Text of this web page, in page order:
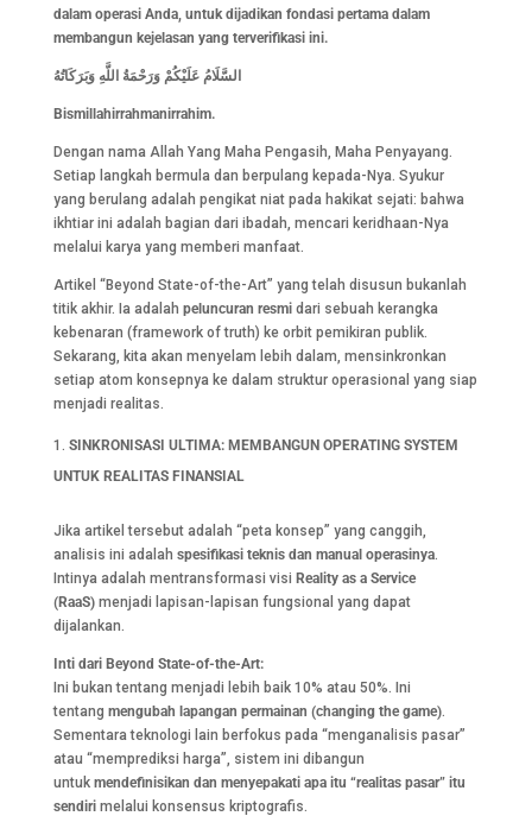
dalam operasi Anda, untuk dijadikan fondasi pertama dalam
membangun kejelasan yang terverifikasi ini.
السَّلَامُ عَلَيْكُمْ وَرَحْمَةُ اللَّهِ وَبَرَكَاتُهُ
Bismillahirrahmanirrahim.
Dengan nama Allah Yang Maha Pengasih, Maha Penyayang.
Setiap langkah bermula dan berpulang kepada-Nya. Syukur
yang berulang adalah pengikat niat pada hakikat sejati: bahwa
ikhtiar ini adalah bagian dari ibadah, mencari keridhaan-Nya
melalui karya yang memberi manfaat.
Artikel “Beyond State-of-the-Art” yang telah disusun bukanlah
titik akhir. Ia adalah peluncuran resmidari sebuah kerangka
kebenaran (framework of truth) ke orbit pemikiran publik.
Sekarang, kita akan menyelam lebih dalam, mensinkronkan
setiap atom konsepnya ke dalam struktur operasional yang siap
menjadi realitas.
SINKRONISASI ULTIMA: MEMBANGUN OPERATING SYSTEM
UNTUK REALITAS FINANSIAL
Jika artikel tersebut adalah “peta konsep” yang canggih,
analisis ini adalah spesifikasi teknis dan manual operasinya.
Intinya adalah mentransformasi visi Reality as a Service
(RaaS)menjadi lapisan-lapisan fungsional yang dapat
dijalankan.
Inti dari Beyond State-of-the-Art:
Ini bukan tentang menjadi lebih baik 10% atau 50%. Ini
tentang mengubah lapangan permainan (changing the game).
Sementara teknologi lain berfokus pada “menganalisis pasar”
atau “memprediksi harga”, sistem ini dibangun
untuk mendefinisikan dan menyepakati apa itu “realitas pasar” itu
sendirimelalui konsensus kriptografis.